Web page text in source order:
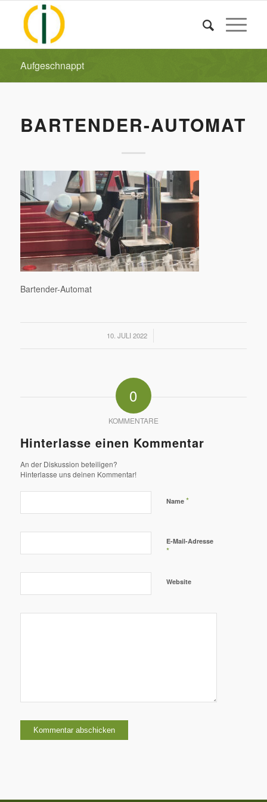
Aufgeschnappt
BARTENDER-AUTOMAT
Bartender-Automat
10. JULI 2022
/
0
KOMMENTARE
Hinterlasse einen Kommentar
An der Diskussion beteiligen?
Hinterlasse uns deinen Kommentar!
Name *
E-Mail-Adresse
*
Website